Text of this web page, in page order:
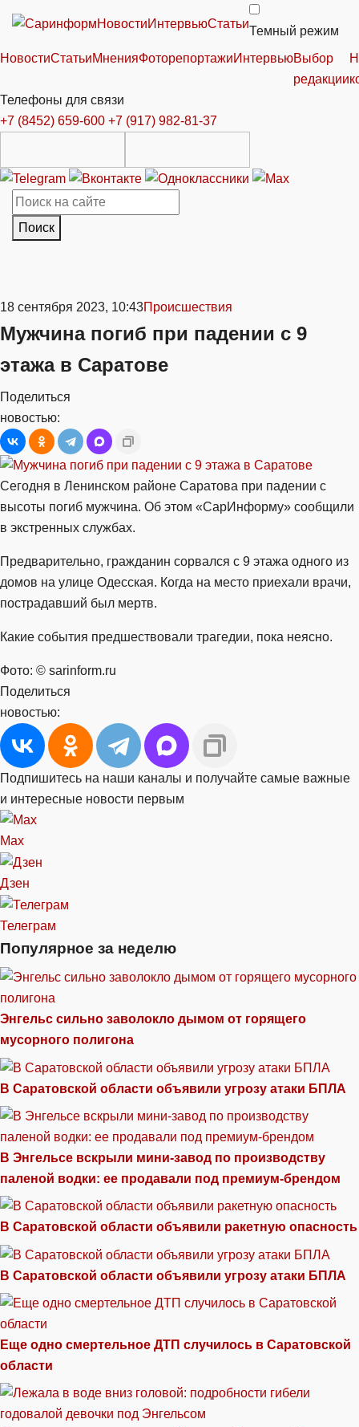
НовостиИнтервьюСтатьи
Темный режим
НовостиСтатьиМненияФоторепортажиИнтервьюВыбор
редакции
Телефоны для связи
+7 (8452) 659-600 +7 (917) 982-81-37
Поиск
18 сентября 2023, 10:43Происшествия
Мужчина погиб при падении с 9
этажа в Саратове
Поделиться
новостью:
Сегодня в Ленинском районе Саратова при падении с
высоты погиб мужчина. Об этом «СарИнформу» сообщили
в экстренных службах.
Предварительно, гражданин сорвался с 9 этажа одного из
домов на улице Одесская. Когда на место приехали врачи,
пострадавший был мертв.
Какие события предшествовали трагедии, пока неясно.
Фото: © sarinform.ru
Поделиться
новостью:
Подпишитесь на наши каналы и получайте самые важные
и интересные новости первым
Max
Дзен
Телеграм
Популярное за неделю
Энгельс сильно заволокло дымом от горящего
мусорного полигона
В Саратовской области объявили угрозу атаки БПЛА
В Энгельсе вскрыли мини-завод по производству
паленой водки: ее продавали под премиум-брендом
В Саратовской области объявили ракетную опасность
В Саратовской области объявили угрозу атаки БПЛА
Еще одно смертельное ДТП случилось в Саратовской
области